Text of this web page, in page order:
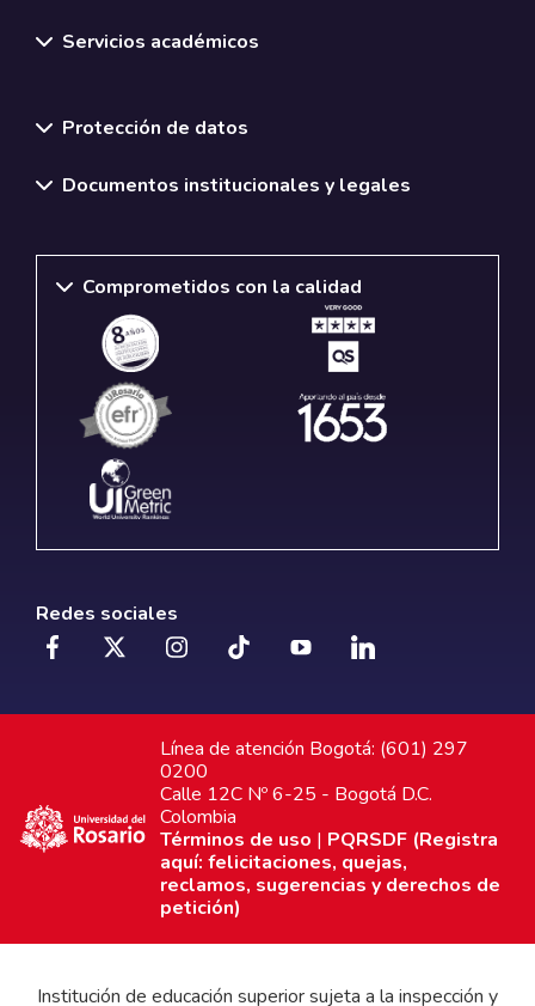
Servicios académicos
Protección de datos
Documentos institucionales y legales
Comprometidos con la calidad
Redes sociales
Línea de atención Bogotá: (601) 297
0200
Calle 12C Nº 6-25 - Bogotá D.C.
Colombia
Términos de uso | PQRSDF (Registra
aquí: felicitaciones, quejas,
reclamos, sugerencias y derechos de
petición)
Institución de educación superior sujeta a la inspección y